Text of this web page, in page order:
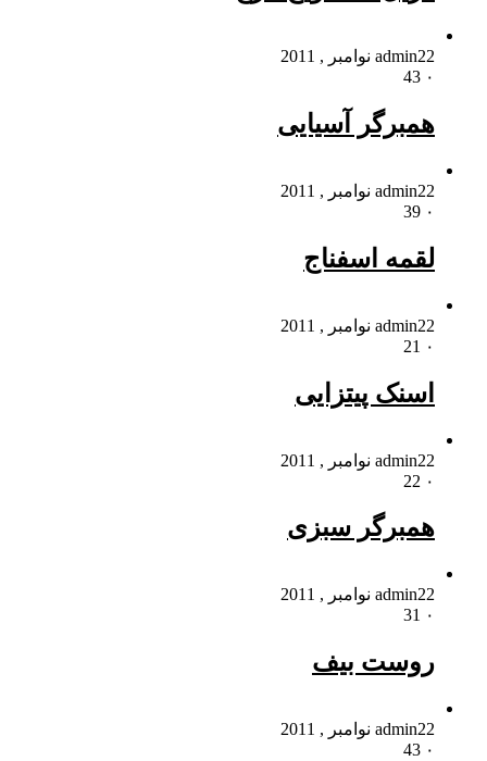
admin22 نوامبر , 2011
۰
همبرگر آسیایی
admin22 نوامبر , 2011
۰
لقمه اسفناج
admin22 نوامبر , 2011
۰
اسنک پیتزایی
admin22 نوامبر , 2011
۰
همبرگر سبزی
admin22 نوامبر , 2011
۰
روست بیف
admin22 نوامبر , 2011
۰